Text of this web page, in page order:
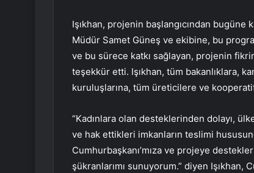
Işıkhan, projenin başlangıcından bugüne
Müdür Samet Güneş ve ekibine, bu
ve bu sürece katkı sağlayan, projenin
teşekkür etti. Işıkhan, tüm bakanlıklara,
kuruluşlarına, tüm üreticilere ve
“Kadınlara olan desteklerinden dolayı,
ve hak ettikleri imkanların teslimi
Cumhurbaşkanı’mıza ve projeye
şükranlarımı sunuyorum.” diyen Işıkhan,